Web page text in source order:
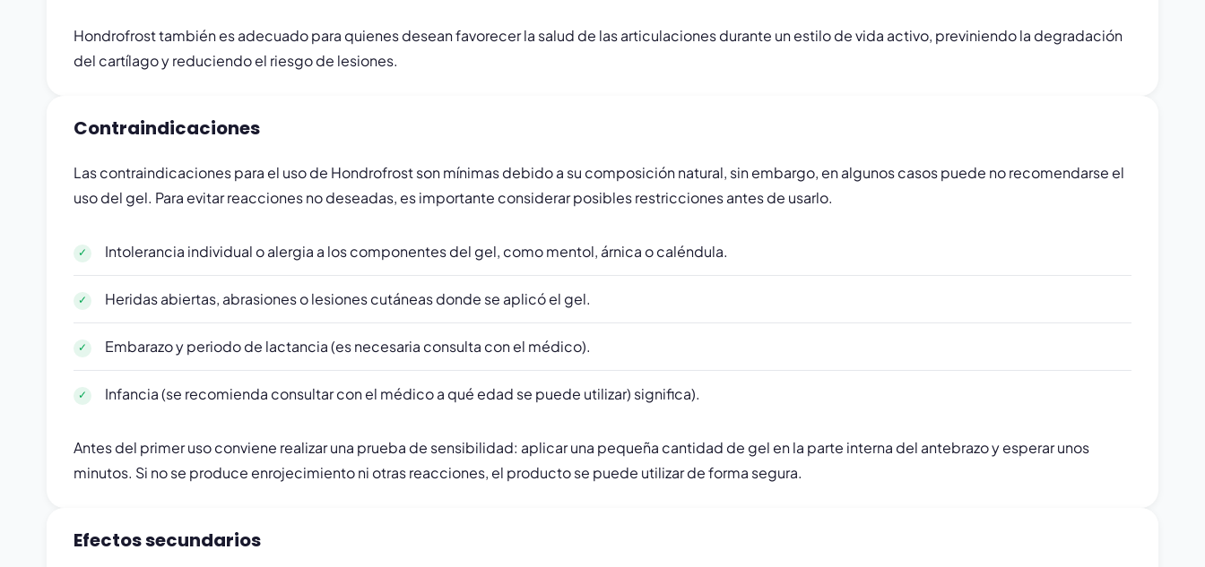
Hondrofrost también es adecuado para quienes desean favorecer la salud de las articulaciones durante un estilo de vida activo, previniendo la degradación
del cartílago y reduciendo el riesgo de lesiones.
Contraindicaciones
Las contraindicaciones para el uso de Hondrofrost son mínimas debido a su composición natural, sin embargo, en algunos casos puede no recomendarse el
uso del gel. Para evitar reacciones no deseadas, es importante considerar posibles restricciones antes de usarlo.
Intolerancia individual o alergia a los componentes del gel, como mentol, árnica o caléndula.
Heridas abiertas, abrasiones o lesiones cutáneas donde se aplicó el gel.
Embarazo y periodo de lactancia (es necesaria consulta con el médico).
Infancia (se recomienda consultar con el médico a qué edad se puede utilizar) significa).
Antes del primer uso conviene realizar una prueba de sensibilidad: aplicar una pequeña cantidad de gel en la parte interna del antebrazo y esperar unos
minutos. Si no se produce enrojecimiento ni otras reacciones, el producto se puede utilizar de forma segura.
Efectos secundarios